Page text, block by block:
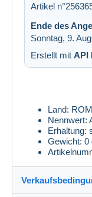
Artikel
Ende des
Sonntag, 9.
Erstellt mit API
Land:
Nennwert:
Erhaltung:
Gewicht: 0